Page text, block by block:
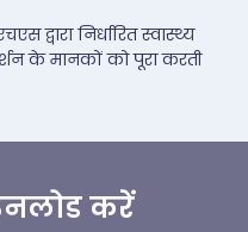
द्वारा निर्धारित स्वास्थ्य
के मानकों को पूरा करती
करें